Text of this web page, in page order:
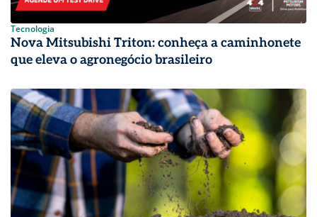
Tecnologia
Nova Mitsubishi Triton: conheça a caminhonete
que eleva o agronegócio brasileiro